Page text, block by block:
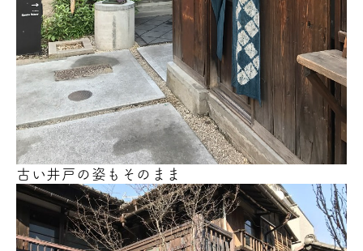
古い井戸の姿もそのまま